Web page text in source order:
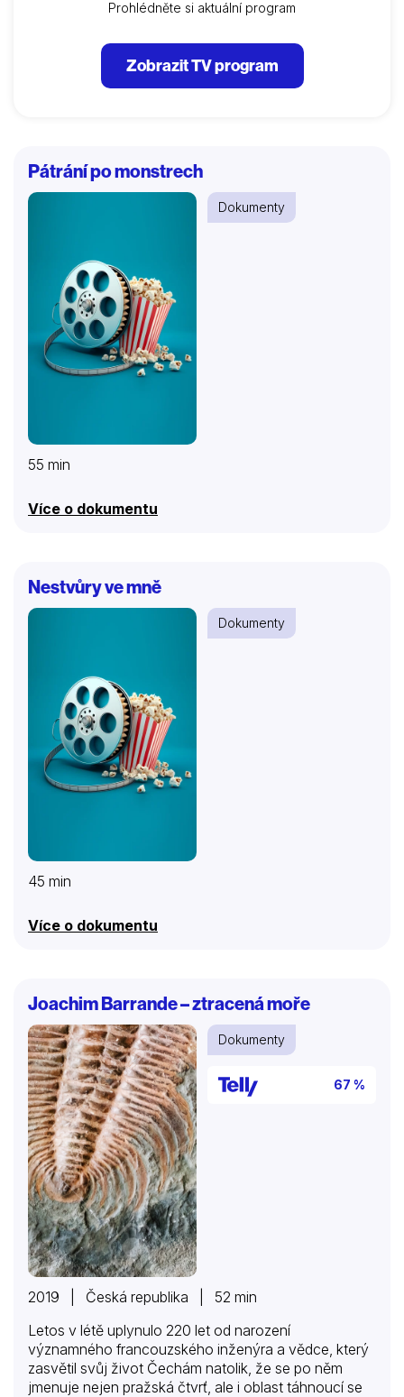
Prohlédněte si aktuální program
Zobrazit TV program
Pátrání po monstrech
Dokumenty
55 min
Více o dokumentu
Nestvůry ve mně
Dokumenty
45 min
Více o dokumentu
Joachim Barrande – ztracená moře
Dokumenty
67 %
2019 | Česká republika | 52 min
Letos v létě uplynulo 220 let od narození
významného francouzského inženýra a vědce, který
zasvětil svůj život Čechám natolik, že se po něm
jmenuje nejen pražská čtvrť, ale i oblast táhnoucí se